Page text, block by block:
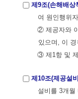
제9조(손해배상
여 원인행위
② 제공자와
있으며, 이
③ 제1항 및
제10조(제공설
설비를 3개